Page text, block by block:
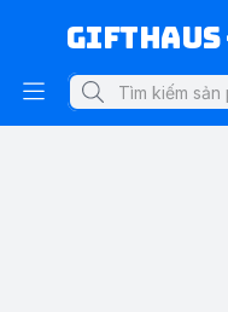
Gifthaus -